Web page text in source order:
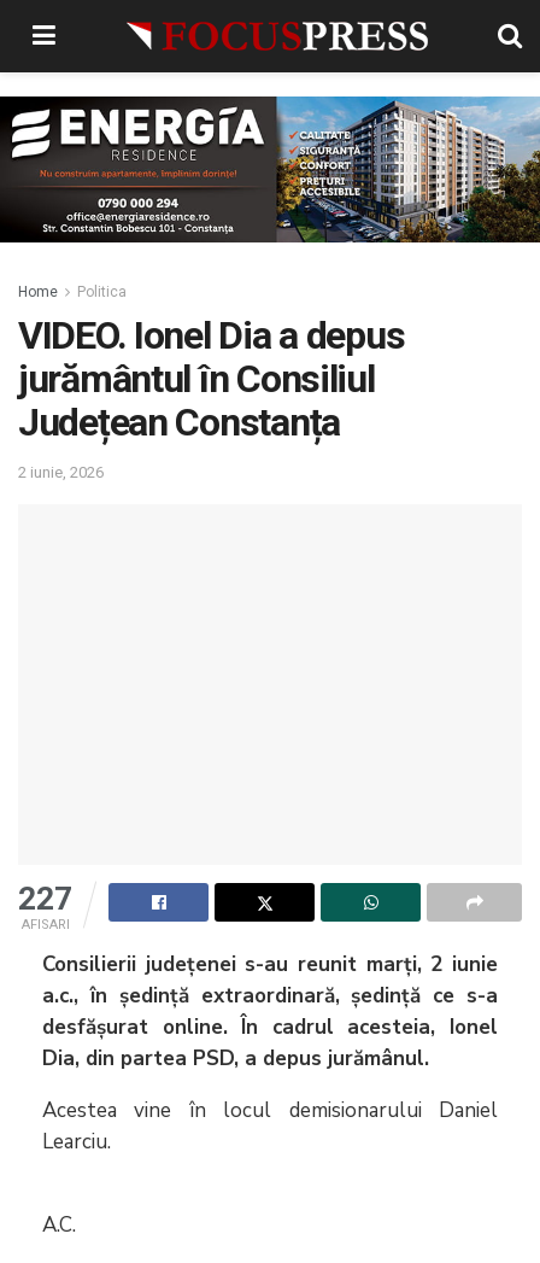
Home Politica
VIDEO. Ionel Dia a depus
jurământul în Consiliul
Județean Constanța
2 iunie, 2026
227
AFISARI
Consilierii județenei s-au reunit marți, 2 iunie
a.c., în ședință extraordinară, ședință ce s-a
desfășurat online. În cadrul acesteia, Ionel
Dia, din partea PSD, a depus jurămânul.
Acestea vine în locul demisionarului Daniel
Learciu.
A.C.